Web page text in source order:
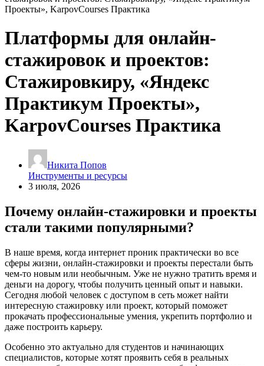
Проекты», KarpovCourses Практика
Платформы для онлайн-
стажировок и проектов:
Стажировкиру, «Яндекс
Практикум Проекты»,
KarpovCourses Практика
Никита Попов
Инструменты и ресурсы
3 июля, 2026
Почему онлайн-стажировки и проекты
стали такими популярными?
В наше время, когда интернет проник практически во все
сферы жизни, онлайн-стажировки и проекты перестали быть
чем-то новым или необычным. Уже не нужно тратить время и
деньги на дорогу, чтобы получить ценный опыт и навыки.
Сегодня любой человек с доступом в сеть может найти
интересную стажировку или проект, который поможет
прокачать профессиональные умения, укрепить портфолио и
даже построить карьеру.
Особенно это актуально для студентов и начинающих
специалистов, которые хотят проявить себя в реальных